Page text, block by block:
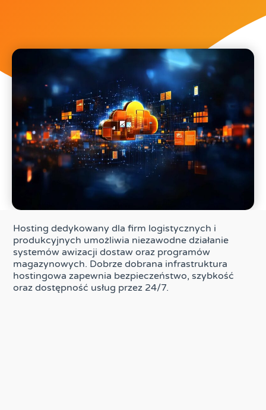
Hosting dedykowany dla firm logistycznych i
produkcyjnych umożliwia niezawodne działanie
systemów awizacji dostaw oraz programów
magazynowych. Dobrze dobrana infrastruktura
hostingowa zapewnia bezpieczeństwo, szybkość
oraz dostępność usług przez 24/7.